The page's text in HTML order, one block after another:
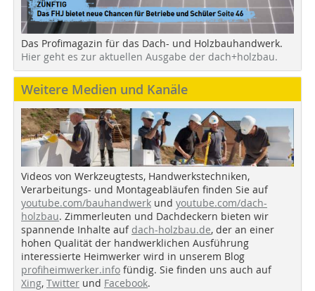
Das Profimagazin für das Dach- und Holzbauhandwerk.
Hier geht es zur aktuellen Ausgabe der dach+holzbau.
Weitere Medien und Kanäle
Videos von Werkzeugtests, Handwerkstechniken,
Verarbeitungs- und Montageabläufen finden Sie auf
youtube.com/bauhandwerk und youtube.com/dach-
holzbau. Zimmerleuten und Dachdeckern bieten wir
spannende Inhalte auf dach-holzbau.de, der an einer
hohen Qualität der handwerklichen Ausführung
interessierte Heimwerker wird in unserem Blog
profiheimwerker.info fündig. Sie finden uns auch auf
Xing, Twitter und Facebook.